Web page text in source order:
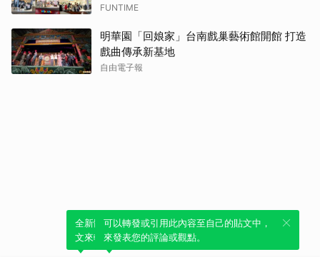
FUNTIME
明華園「回娘家」台南戲巢藝術館開館 打造
戲曲傳承新基地
自由電子報
全新體驗！一鍵引用此內容，透過發布貼
文來輕鬆表達個人立場。
可以轉發或引用此內容至自己的貼文中，
來發表您的評論或觀點。